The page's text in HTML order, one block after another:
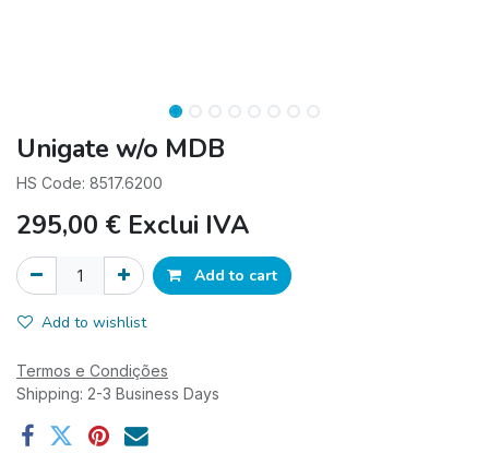
Unigate w/o MDB
HS Code: 8517.6200
295,00 € Exclui IVA
Add to cart
Add to wishlist
Termos e Condições
Shipping: 2-3 Business Days